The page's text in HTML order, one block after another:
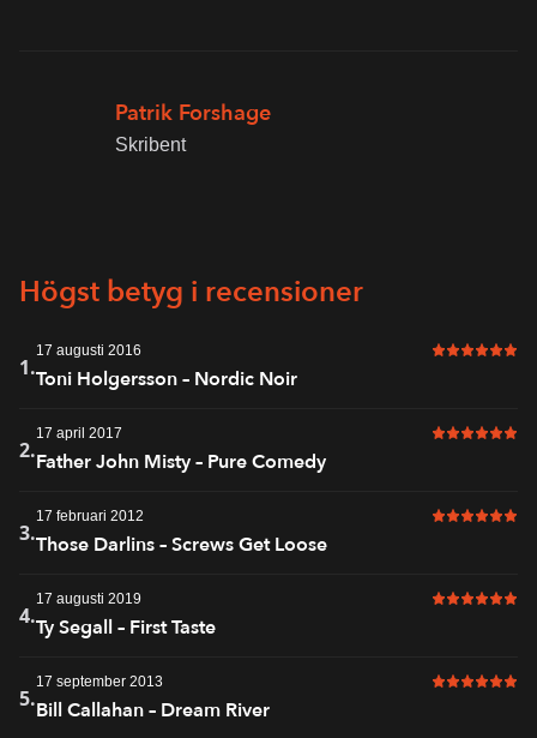
Patrik Forshage
Skribent
Högst betyg i recensioner
1.
17 augusti 2016 6 av 6 i
Toni Holgersson – Nordic Noir
2.
17 april 2017 6 av 6 i
Father John Misty – Pure Comedy
3.
17 februari 2012 6 av 6 i
Those Darlins – Screws Get Loose
4.
17 augusti 2019 6 av 6 i
Ty Segall – First Taste
5.
17 september 2013 6 av 6 i
Bill Callahan – Dream River